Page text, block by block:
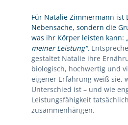
Für Natalie Zimmermann ist
Nebensache, sondern die
was ihr Körper leisten kann:
meiner Leistung“.
gestaltet Natalie ihre
biologisch, hochwertig und
eigener Erfahrung weiß sie,
Unterschied ist – und wie
Leistungsfähigkeit tatsächlich
zusammenhängen.